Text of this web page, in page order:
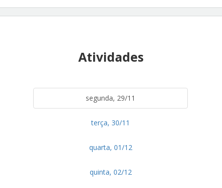
Atividades
segunda, 29/11
terça, 30/11
quarta, 01/12
quinta, 02/12